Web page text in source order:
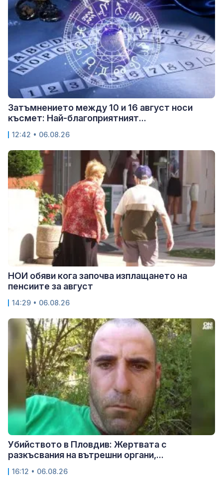
Затъмнението между 10 и 16 август носи
късмет: Най-благоприятният...
12:42 • 06.08.26
НОИ обяви кога започва изплащането на
пенсиите за август
14:29 • 06.08.26
Убийството в Пловдив: Жертвата с
разкъсвания на вътрешни органи,...
16:12 • 06.08.26